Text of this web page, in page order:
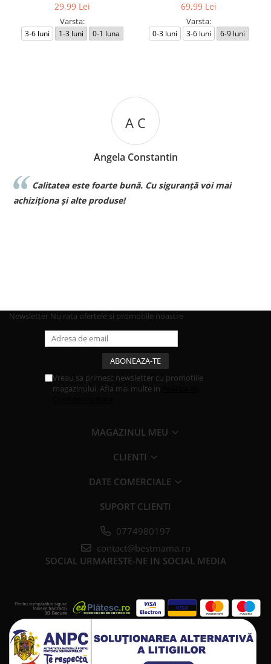
29,99 Lei
Varsta:
3-6 luni 1-3 luni 0-1 luna
69,99 Lei
Varsta:
0-3 luni 3-6 luni 6-9 luni
A C
Angela Constantin
Calitatea este foarte bună. Cu siguranță voi mai
achiziționa și alte produse!
Newsletter Nu rata ofertele si promotiile noastre
Vreau sa primesc newsletter cu promotiile
magazinului. Afla mai multe in
MAGAZINUL MEU
CLIENTI
DATE COMERCIALE
SUPORT CLIENTI
0774980197
contact@bestmama.ro
SOCIAL URMARESTE-NE IN SOCIAL MEDIA